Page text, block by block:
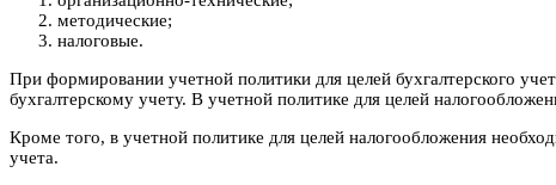
методические;
налоговые.
При формировании учетной политики для целей бухгалтерского
бухгалтерскому учету. В учетной политике для целей
Кроме того, в учетной политике для целей налогообложения
учета.